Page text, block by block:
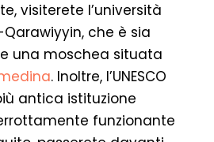
visiterete l’università
che è sia
una moschea situata
. Inoltre, l’UNESCO
antica istituzione
funzionante